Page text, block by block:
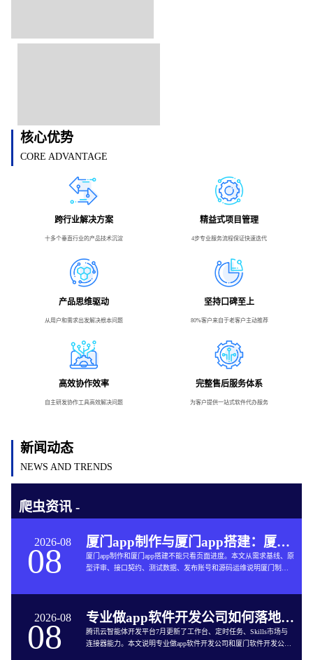
核心优势
CORE ADVANTAGE
跨行业解决方案
十多个垂直行业的产品技术沉淀
精益式项目管理
4步专业服务流程保证快速迭代
产品思维驱动
从用户和需求出发解决根本问题
坚持口碑至上
80%客户来自于老客户主动推荐
高效协作效率
自主研发协作工具高效解决问题
完整售后服务体系
为客户提供一站式软件代办服务
新闻动态
NEWS AND TRENDS
爬虫资讯 -
2026-08
08 厦门app制作与厦门app搭建：厦门App开发的六个交付关口
厦门app制作和厦门app搭建不能只看页面进度。本文从需求基线、原
型评审、接口契约、测试数据、发布账号和源码运维说明厦门制作
2026-08
08 专业做app软件开发公司如何落地企业智能体工作台
腾讯云智能体开发平台7月更新了工作台、定时任务、Skills市场与
连接器能力。本文说明专业做app软件开发公司和厦门软件开发公司